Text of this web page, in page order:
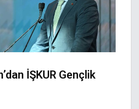
İŞKUR Gençlik